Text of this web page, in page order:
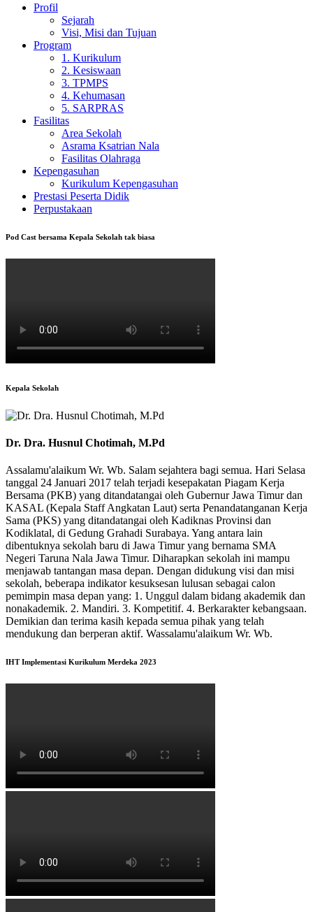
Profil
Sejarah
Visi, Misi dan Tujuan
Program
1. Kurikulum
2. Kesiswaan
3. TPMPS
4. Kehumasan
5. SARPRAS
Fasilitas
Area Sekolah
Asrama Ksatrian Nala
Fasilitas Olahraga
Kepengasuhan
Kurikulum Kepengasuhan
Prestasi Peserta Didik
Perpustakaan
Pod Cast bersama Kepala Sekolah tak biasa
Kepala Sekolah
Dr. Dra. Husnul Chotimah, M.Pd
Assalamu'alaikum Wr. Wb. Salam sejahtera bagi semua. Hari Selasa
tanggal 24 Januari 2017 telah terjadi kesepakatan Piagam Kerja
Bersama (PKB) yang ditandatangai oleh Gubernur Jawa Timur dan
KASAL (Kepala Staff Angkatan Laut) serta Penandatanganan Kerja
Sama (PKS) yang ditandatangai oleh Kadiknas Provinsi dan
Kodiklatal, di Gedung Grahadi Surabaya. Yang antara lain
dibentuknya sekolah baru di Jawa Timur yang bernama SMA
Negeri Taruna Nala Jawa Timur. Diharapkan sekolah ini mampu
menjawab tantangan masa depan. Dengan didukung visi dan misi
sekolah, beberapa indikator kesuksesan lulusan sebagai calon
pemimpin masa depan yang: 1. Unggul dalam bidang akademik dan
nonakademik. 2. Mandiri. 3. Kompetitif. 4. Berkarakter kebangsaan.
Demikian dan terima kasih kepada semua pihak yang telah
mendukung dan berperan aktif. Wassalamu'alaikum Wr. Wb.
IHT Implementasi Kurikulum Merdeka 2023